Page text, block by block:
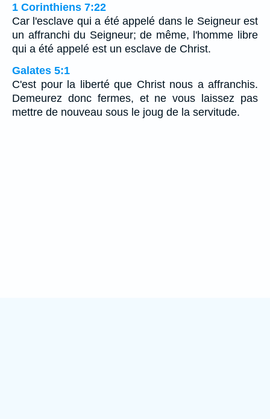
1 Corinthiens 7:22
Car l'esclave qui a été appelé dans le Seigneur est
un affranchi du Seigneur; de même, l'homme libre
qui a été appelé est un esclave de Christ.
Galates 5:1
C'est pour la liberté que Christ nous a affranchis.
Demeurez donc fermes, et ne vous laissez pas
mettre de nouveau sous le joug de la servitude.